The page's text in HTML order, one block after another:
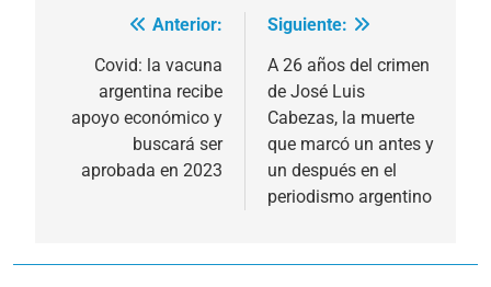
Navegación
entradas
Anterior:
Covid: la vacuna
argentina recibe
apoyo económico y
buscará ser
aprobada en 2023
Siguiente:
A 26 años del crimen
de José Luis
Cabezas, la muerte
que marcó un antes y
un después en el
periodismo argentino